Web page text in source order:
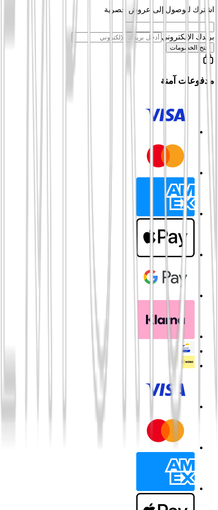
اشترك للوصول إلى عروض حصرية
بريدك الإلكتروني
افتح الخصومات
مدفوعات آمنة